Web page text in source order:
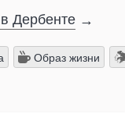
Дербенте →
Образ жизни